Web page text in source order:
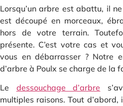
Lorsqu’un arbre est abattu, il
est découpé en morceaux,
hors de votre terrain.
présente. C’est votre cas et
vous en débarrasser ? Notre
d’arbre à Poulx se charge de la
Le dessouchage d’arbre
multiples raisons. Tout d’abord,